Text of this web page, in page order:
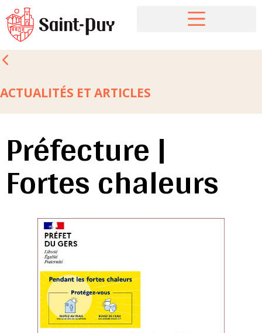
ACTUALITÉS ET ARTICLES
Préfecture |
Fortes chaleurs